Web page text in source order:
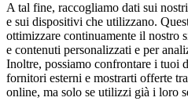
A tal fine, raccogliamo dati sui
e sui dispositivi che utilizzano.
ottimizzare continuamente il nostro
e contenuti personalizzati e per
Inoltre, possiamo confrontare i tuoi
fornitori esterni e mostrarti offerte
online, ma solo se utilizzi già i loro